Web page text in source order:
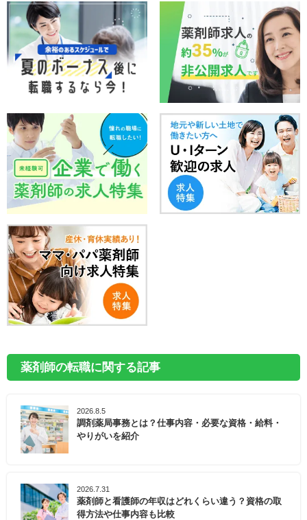
薬剤師の転職に関する記事
2026.8.5
調剤薬局事務とは？仕事内容・必要な資格・給料・
やりがいを紹介
2026.7.31
薬剤師と看護師の年収はどれくらい違う？資格の取
得方法や仕事内容も比較